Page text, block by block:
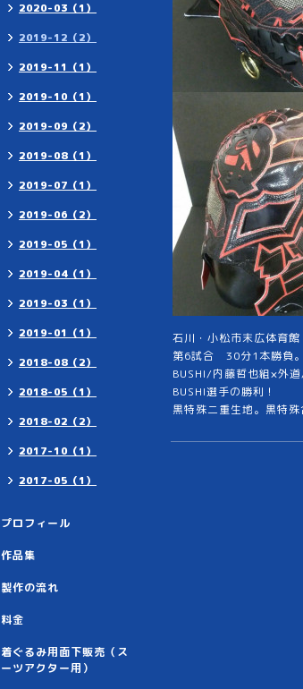
石川・小松市末広体育館
第6試合 30分1本勝負。
BUSHI/内藤哲也組×外
BUSHI選手の勝利！
黒特殊二重生地。黒特
2020-03（1）
2019-12（2）
2019-11（1）
2019-10（1）
2019-09（2）
2019-08（1）
2019-07（1）
2019-06（2）
2019-05（1）
2019-04（1）
2019-03（1）
2019-01（1）
2018-08（2）
2018-05（1）
2018-02（2）
2017-10（1）
2017-05（1）
プロフィール
作品集
製作の流れ
料金
着ぐるみ用面下販売（ス
ーツアクター用）